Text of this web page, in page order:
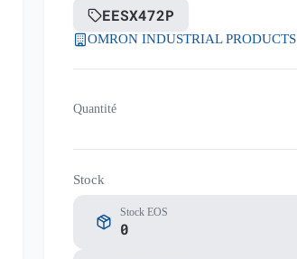
EESX472P
OMRON INDUSTRIAL PRODUCTS
Quantité
Stock
Stock EOS
0